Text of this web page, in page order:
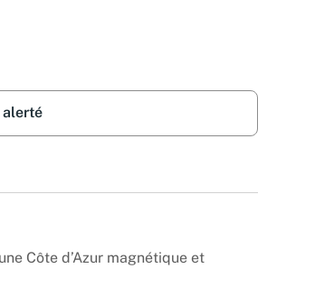
alerté
Côte d’Azur magnétique et